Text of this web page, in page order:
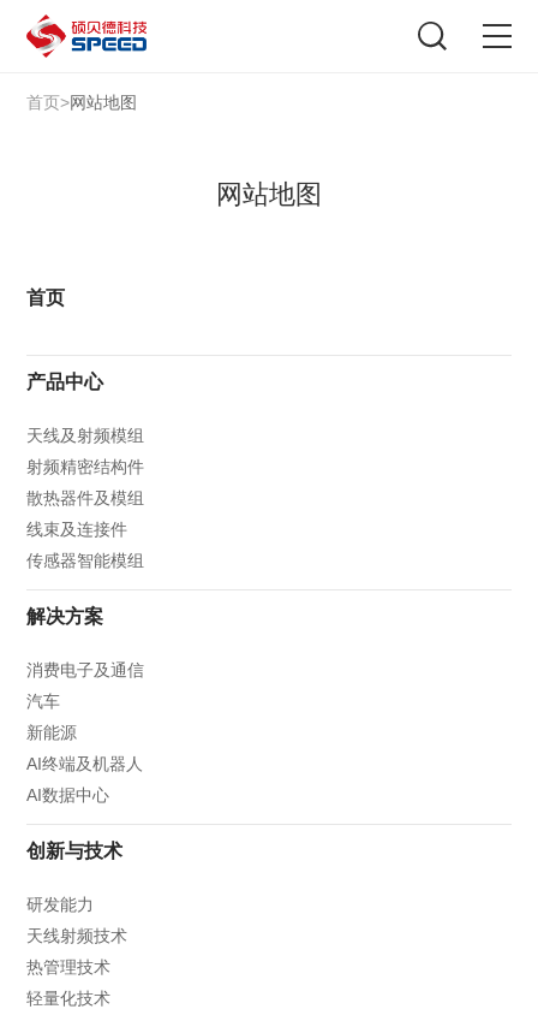
首页
创新与技术
关于我们
投资者关系
选择语言 在线咨询
首页>网站地图
网站地图
首页
产品中心
天线及射频模组
射频精密结构件
散热器件及模组
线束及连接件
传感器智能模组
解决方案
消费电子及通信
汽车
新能源
AI终端及机器人
AI数据中心
创新与技术
研发能力
天线射频技术
热管理技术
轻量化技术